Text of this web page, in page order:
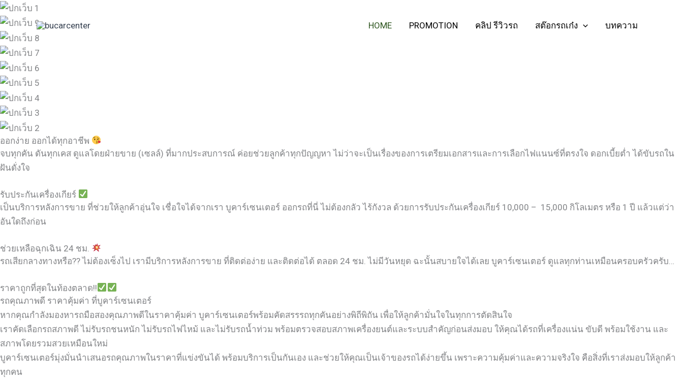
Skip
to
content
HOME PROMOTION คลิป รีวิวรถ สต๊อกรถเก๋ง บทความ
ออกง่าย ออกได้ทุกอาชีพ
จบทุกคัน ดันทุกเคส ดูแลโดยฝ่ายขาย (เซลล์) ที่มากประสบการณ์ ค่อยช่วยลูกค้าทุกปัญญหา ไม่ว่าจะเป็นเรื่องของการเตรียมเอกสารและการเลือกไฟแนนซ์ที่ตรงใจ ดอกเบี้ยต่ำ ได้ขับรถใน
ฝันดั่งใจ
รับประกันเครื่องเกียร์
เป็นบริการหลังการขาย ที่ช่วยให้ลูกค้าอุ่นใจ เชื่อใจได้จากเรา บูคาร์เซนเตอร์ ออกรถที่นี่ ไม่ต้องกลัว ไร้กังวล ด้วยการรับประกันเครื่องเกียร์ 10,000 – 15,000 กิโลเมตร หรือ 1 ปี แล้วแต่ว่า
อันใดถึงก่อน
ช่วยเหลือฉุกเฉิน 24 ชม.
รถเสียกลางทางหรือ?? ไม่ต้องเซ็งไป เรามีบริการหลังการขาย ที่ติดต่อง่าย และติดต่อได้ ตลอด 24 ชม. ไม่มีวันหยุด ฉะนั้นสบายใจได้เลย บูคาร์เซนเตอร์ ดูแลทุกท่านเหมือนครอบครัวครับ…
ราคาถูกที่สุดในท้องตลาด!!
รถคุณภาพดี ราคาคุ้มค่า ที่บูคาร์เซนเตอร์
หากคุณกำลังมองหารถมือสองคุณภาพดีในราคาคุ้มค่า บูคาร์เซนเตอร์พร้อมคัดสรรรถทุกคันอย่างพิถีพิถัน เพื่อให้ลูกค้ามั่นใจในทุกการตัดสินใจ
เราคัดเลือกรถสภาพดี ไม่รับรถชนหนัก ไม่รับรถไฟไหม้ และไม่รับรถน้ำท่วม พร้อมตรวจสอบสภาพเครื่องยนต์และระบบสำคัญก่อนส่งมอบ ให้คุณได้รถที่เครื่องแน่น ขับดี พร้อมใช้งาน และ
สภาพโดยรวมสวยเหมือนใหม่
บูคาร์เซนเตอร์มุ่งมั่นนำเสนอรถคุณภาพในราคาที่แข่งขันได้ พร้อมบริการเป็นกันเอง และช่วยให้คุณเป็นเจ้าของรถได้ง่ายขึ้น เพราะความคุ้มค่าและความจริงใจ คือสิ่งที่เราส่งมอบให้ลูกค้า
ทุกคน